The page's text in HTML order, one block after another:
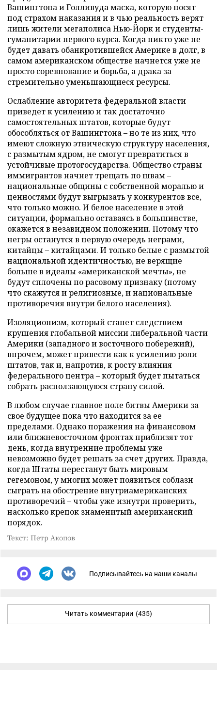
Вашингтона и Голливуда маска, которую носят
под страхом наказания и в чью реальность верят
лишь жители мегаполиса Нью-Йорк и студенты-
гуманитарии первого курса. Когда никто уже не
будет давать обанкротившейся Америке в долг, в
самом американском обществе начнется уже не
просто соревнование и борьба, а драка за
стремительно уменьшающиеся ресурсы.
Ослабление авторитета федеральной власти
приведет к усилению и так достаточно
самостоятельных штатов, которые будут
обособляться от Вашингтона – но те из них, что
имеют сложную этническую структуру населения,
с размытым ядром, не смогут превратиться в
устойчивые протогосударства. Общество страны
иммигрантов начнет трещать по швам –
национальные общины с собственной моралью и
ценностями будут выгрызать у конкурентов все,
что только можно. И белое население в этой
ситуации, формально оставаясь в большинстве,
окажется в незавидном положении. Потому что
негры останутся в первую очередь неграми,
китайцы – китайцами. И только белые с размытой
национальной идентичностью, не верящие
больше в идеалы «американской мечты», не
будут сплочены по расовому признаку (потому
что скажутся и религиозные, и национальные
противоречия внутри белого населения).
Изоляционизм, который станет следствием
крушения глобальной миссии либеральной части
Америки (западного и восточного побережий),
впрочем, может привести как к усилению роли
штатов, так и, напротив, к росту влияния
федерального центра – который будет пытаться
собрать расползающуюся страну силой.
В любом случае главное поле битвы Америки за
свое будущее пока что находится за ее
пределами. Однако поражения на финансовом
или ближневосточном фронтах приблизят тот
день, когда внутренние проблемы уже
невозможно будет решать за счет других. Правда,
когда Штаты перестанут быть мировым
гегемоном, у многих может появиться соблазн
сыграть на обострение внутриамериканских
противоречий – чтобы уже изнутри проверить,
насколько крепок знаменитый американский
порядок.
Текст: Петр Акопов
Подписывайтесь на наши каналы
Читать комментарии (435)